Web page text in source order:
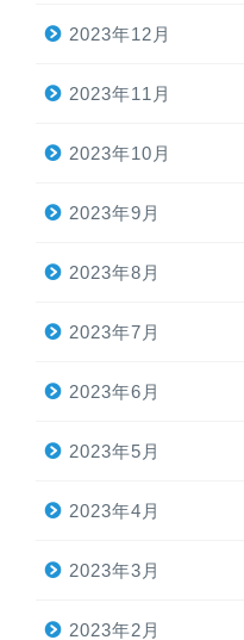
2023年12月
2023年11月
2023年10月
2023年9月
2023年8月
2023年7月
2023年6月
2023年5月
2023年4月
2023年3月
2023年2月